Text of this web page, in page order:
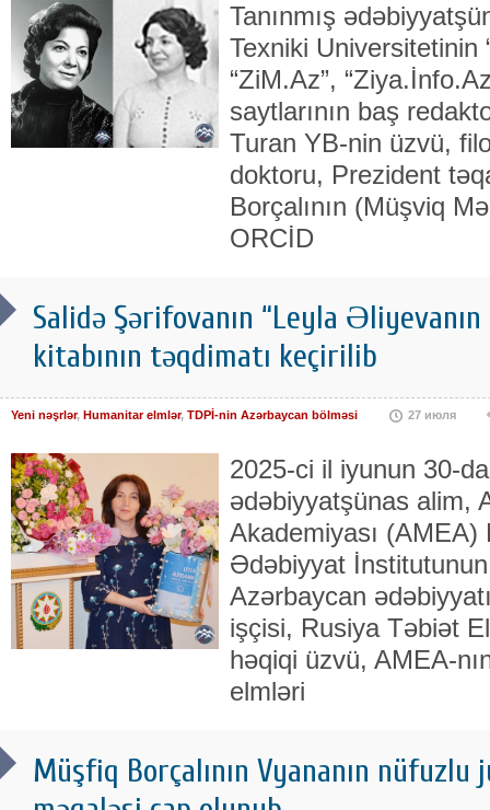
Tanınmış
Texniki Universitetinin
“ZiM.Az”,
saytlarının baş
Turan YB-nin üzvü,
doktoru, Prezident
Borçalının (Müşviq
ORCİD
Salidə Şərifovanın “Leyla
kitabının təqdimatı keçirilib
Yeni nəşrlər, Humanitar elmlər, TDPİ-nin Azərbaycan bölməsi 27 июля
2025-ci il iyunun 30-da
ədəbiyyatşünas alim,
Akademiyası (AMEA)
Ədəbiyyat
Azərbaycan
işçisi, Rusiya Təbiət
həqiqi üzvü, AMEA-
elmləri
Müşfiq Borçalının Vyananın